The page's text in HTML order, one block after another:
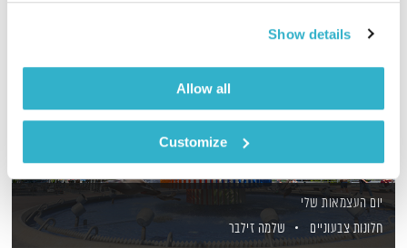
Show details
Allow all
Customize
יום העצמאות שלי
חלונות צבעוניים
שלמה זילבר